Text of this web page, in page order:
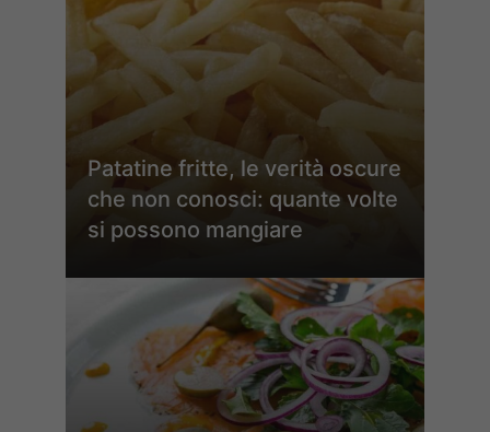
Patatine fritte, le verità oscure
che non conosci: quante volte
si possono mangiare